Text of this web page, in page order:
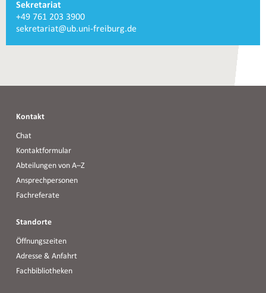
Informationen
und
Kontakte
Sekretariat
Telefonnummer
Sekretariat
+49 761 203 3900
E-
sekretariat@ub.uni-freiburg.de
Kontakt
Chat
Kontaktformular
Abteilungen von A–Z
Ansprechpersonen
Fachreferate
Standorte
Öffnungszeiten
Adresse & Anfahrt
Fachbibliotheken